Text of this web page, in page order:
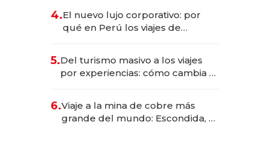
Fénix
4.El nuevo lujo corporativo: por
qué en Perú los viajes de
transformadoras
5.Del turismo masivo a los viajes
por experiencias: cómo cambia el
6.Viaje a la mina de cobre más
grande del mundo: Escondida, el